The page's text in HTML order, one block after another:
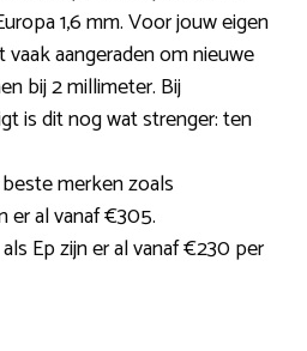
1,6 mm. Voor jouw eigen
aangeraden om nieuwe
bij 2 millimeter. Bij
is dit nog wat strenger: ten
merken zoals
er al vanaf €305.
Ep zijn er al vanaf €230 per